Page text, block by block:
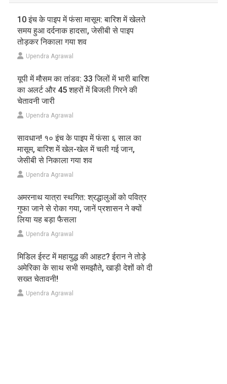
10 इंच के पाइप में फंसा मासूम: बारिश में खेलते
समय हुआ दर्दनाक हादसा, जेसीबी से पाइप
तोड़कर निकाला गया शव
Upendra Agrawal
यूपी में मौसम का तांडव: 33 जिलों में भारी बारिश
का अलर्ट और 45 शहरों में बिजली गिरने की
चेतावनी जारी
Upendra Agrawal
सावधान! १० इंच के पाइप में फंसा ६ साल का
मासूम, बारिश में खेल-खेल में चली गई जान,
जेसीबी से निकाला गया शव
Upendra Agrawal
अमरनाथ यात्रा स्थगित: श्रद्धालुओं को पवित्र
गुफा जाने से रोका गया, जानें प्रशासन ने क्यों
लिया यह बड़ा फैसला
Upendra Agrawal
मिडिल ईस्ट में महायुद्ध की आहट? ईरान ने तोड़े
अमेरिका के साथ सभी समझौते, खाड़ी देशों को दी
सख्त चेतावनी!
Upendra Agrawal